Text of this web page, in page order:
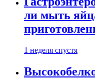
ли мыть
1 неделя спустя